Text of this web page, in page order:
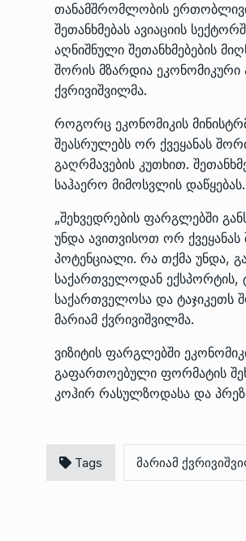
თანამშრომლობის
შეთანხმებას ავიაციის
აღნიშნული შეთანხმებების
შორის მზარდია ეკონომიკური
ქვრივიშვილმა.
როგორც ეკონომიკის
შეასრულებს ორ ქვეყანას
გაღრმავების კუთხით.
საჰაერო მიმოსვლის დაწყებას.
„შეხვედრების ფარგლებში
უნდა ავითვისოთ ორ
პოტენციალი. რა თქმა უნდა,
საქართველოდან ექსპორტის,
საქართველოსა და ტაჯიკეთს
მარიამ ქვრივიშვილმა.
ვიზიტის ფარგლებში
გაფართოებული ფორმატის
კოჰირ რასულზოდასა და
Tags მარიამ